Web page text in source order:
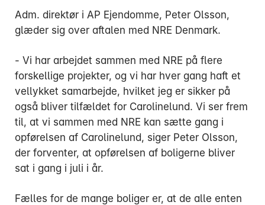
Adm. direktør i AP Ejendomme, Peter Olsson,
glæder sig over aftalen med NRE Denmark.
- Vi har arbejdet sammen med NRE på flere
forskellige projekter, og vi har hver gang haft et
vellykket samarbejde, hvilket jeg er sikker på
også bliver tilfældet for Carolinelund. Vi ser frem
til, at vi sammen med NRE kan sætte gang i
opførelsen af Carolinelund, siger Peter Olsson,
der forventer, at opførelsen af boligerne bliver
sat i gang i juli i år.
Fælles for de mange boliger er, at de alle enten